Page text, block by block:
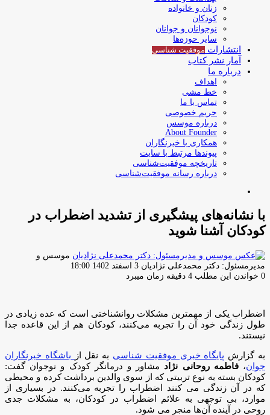
زنان و خانواده
کودکان
نوجوانان و جوانان
سایر حوزه‌ها
انتشارات موفقیت‌ شناسی
آمار نشر کتاب
درباره ما
اهداف
خط مشی
تماس با ما
حریم خصوصی
درباره موسس
About Founder
همکاری با خبرنگاران
پیوندها مرتبط با سایت
تاریخچه موفقیت‌شناسی
درباره رسانه موفقیت‌شناسی
با نشانه‌های پیشگیری از تشدید اضطراب در
کودکان آشنا شوید
موسس و
مدیرمسئول: دکتر محمدعلی نژادیان ارسال
ایمیل
3 اسفند 1402 18:00
0 خواندن این مطلب 4 دقیقه زمان میبرد
اضطراب یکی از مهمترین مشکلات روانشناختی است که عده زیادی در
طول زندگی خود آن را تجربه می‌کنند، کودکان هم از این قاعده جدا
نیستند.
به گزارش پایگاه خبری موفقیت شناسی به نقل از
باشگاه خبرنگاران
جوان،فاطمه روحانی نژاد مشاور و درمانگر کودک و نوجوان گفت:
کودکان بسته به نوع تربیتی که از سوی والدین برداشت کرده و محیطی
که در آن زندگی می کنند اضطراب را تجربه می‌کنند. در بسیاری از
موارد، بی توجهی به علائم اضطراب در کودکان، به مشکلات جدی
روحی در آینده آن‌ها منجر می شود.